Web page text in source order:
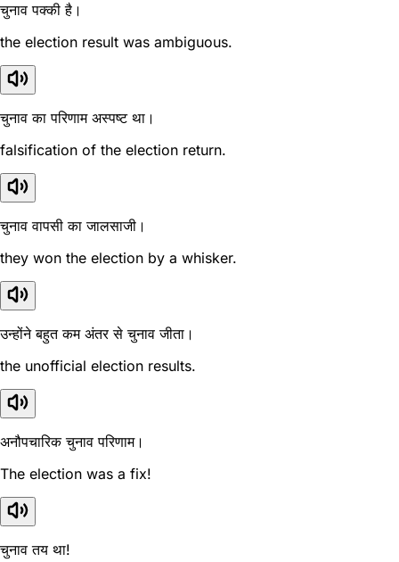
चुनाव पक्की है।
the election result was ambiguous.
चुनाव का परिणाम अस्पष्ट था।
falsification of the election return.
चुनाव वापसी का जालसाजी।
they won the election by a whisker.
उन्होंने बहुत कम अंतर से चुनाव जीता।
the unofficial election results.
अनौपचारिक चुनाव परिणाम।
The election was a fix!
चुनाव तय था!